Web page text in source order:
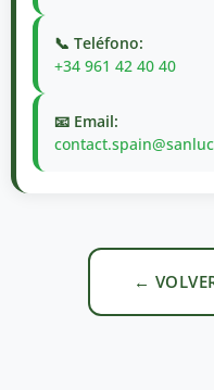
📞 Teléfono:
+34 961 42 40 40
📧 Email:
←